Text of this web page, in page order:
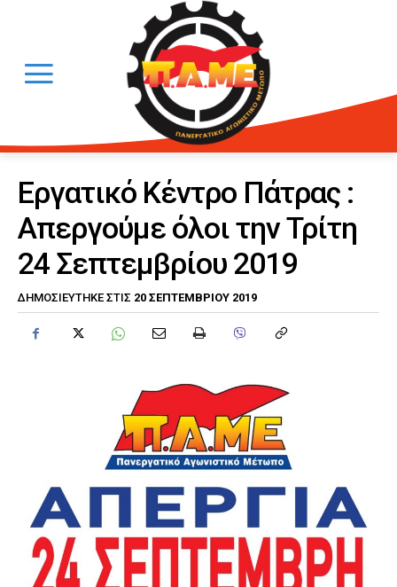
Εργατικό Κέντρο Πάτρας :
Απεργούμε όλοι την Τρίτη
24 Σεπτεμβρίου 2019
ΔΗΜΟΣΙΕΎΤΗΚΕ ΣΤΙΣ 20 ΣΕΠΤΕΜΒΡΊΟΥ 2019